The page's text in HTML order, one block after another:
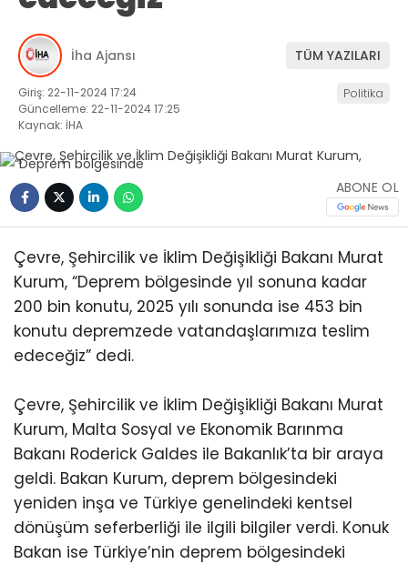
İha Ajansı TÜM YAZILARI
Giriş: 22-11-2024 17:24
Güncelleme: 22-11-2024 17:25
Kaynak: İHA
Politika
ABONE OL
Çevre, Şehircilik ve İklim Değişikliği Bakanı Murat
Kurum, “Deprem bölgesinde yıl sonuna kadar
200 bin konutu, 2025 yılı sonunda ise 453 bin
konutu depremzede vatandaşlarımıza teslim
edeceğiz” dedi.
Çevre, Şehircilik ve İklim Değişikliği Bakanı Murat
Kurum, Malta Sosyal ve Ekonomik Barınma
Bakanı Roderick Galdes ile Bakanlık’ta bir araya
geldi. Bakan Kurum, deprem bölgesindeki
yeniden inşa ve Türkiye genelindeki kentsel
dönüşüm seferberliği ile ilgili bilgiler verdi. Konuk
Bakan ise Türkiye’nin deprem bölgesindeki